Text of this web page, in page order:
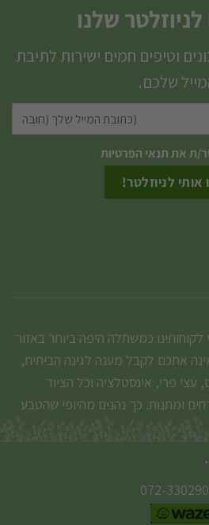
שלנו
וטיפים חמים ישירות לתיבת
שלכם.
ת אתתנאי הפרטיות
כמשתלה היפה ביותר באזור
אתכם לקבל מענה לגינה הביתית,
עצי פרי, אינסטלציה וכל הציוד
ומתנות. כך נהנים מהיופי שהטבע
072-